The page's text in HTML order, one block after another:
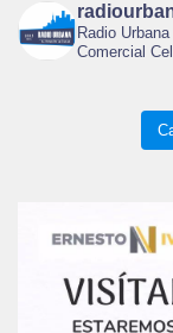
Radio
Comercial